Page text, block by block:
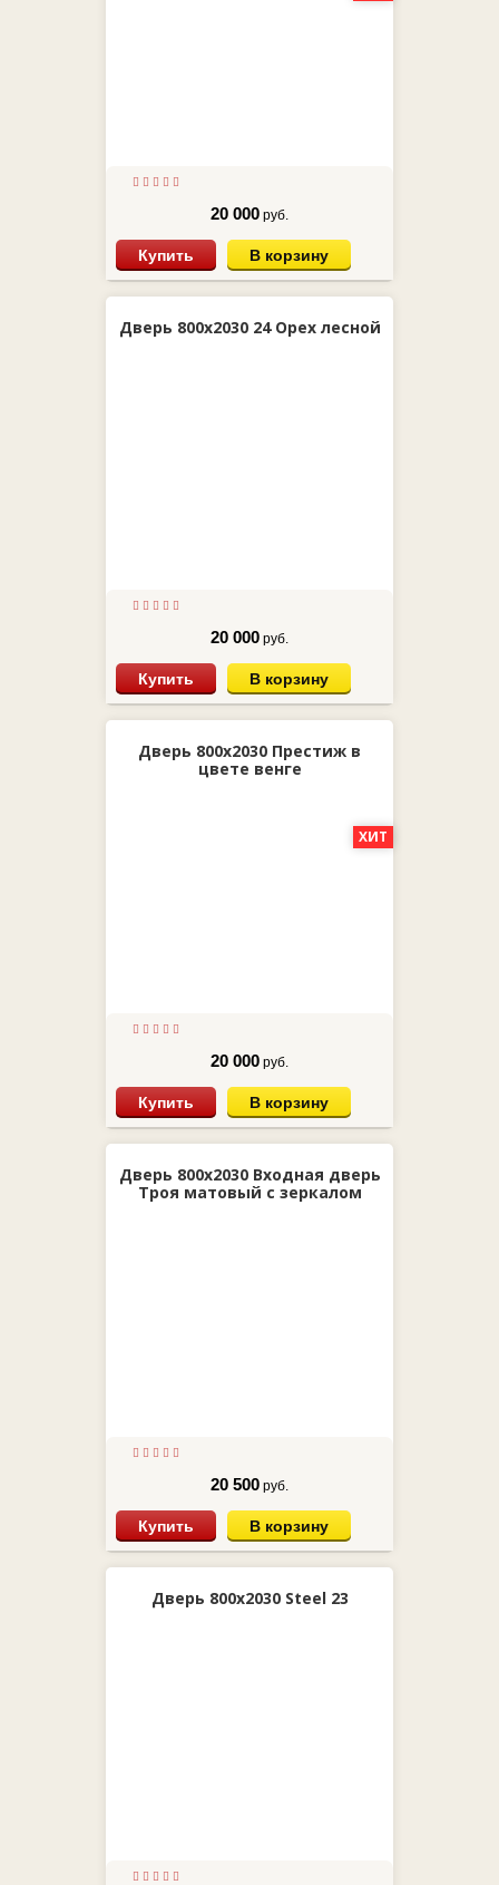
20 000 руб.
Купить В корзину
Дверь 800х2030 24 Орех лесной
20 000 руб.
Купить В корзину
Дверь 800х2030 Престиж в
цвете венге
ХИТ
20 000 руб.
Купить В корзину
Дверь 800х2030 Входная дверь
Троя матовый с зеркалом
20 500 руб.
Купить В корзину
Дверь 800х2030 Steel 23